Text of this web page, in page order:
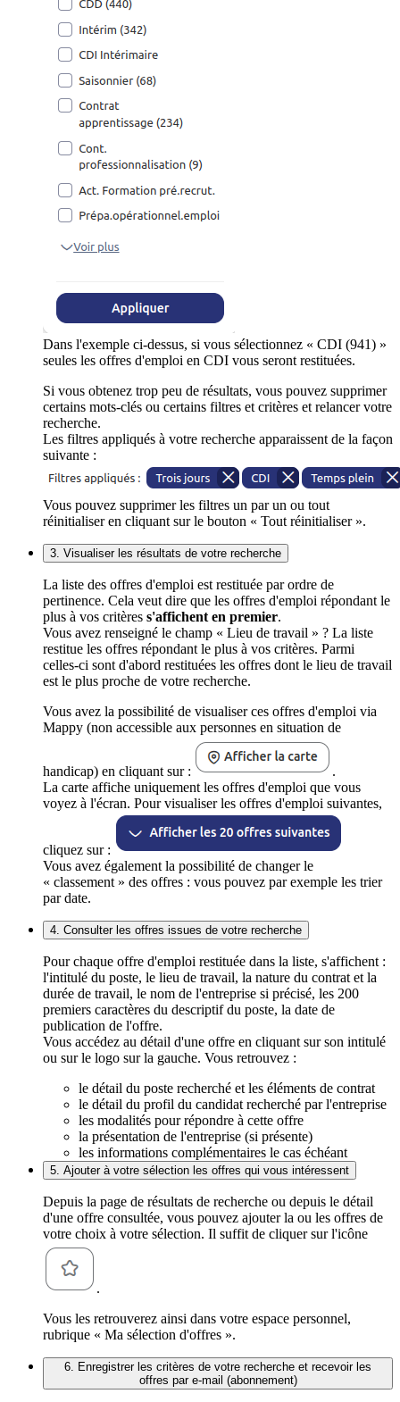
Dans l'exemple ci-dessus, si vous sélectionnez « CDI (941) »
seules les offres d'emploi en CDI vous seront restituées.
Si vous obtenez trop peu de résultats, vous pouvez supprimer
certains mots-clés ou certains filtres et critères et relancer votre
recherche.
Les filtres appliqués à votre recherche apparaissent de la façon
suivante :
Vous pouvez supprimer les filtres un par un ou tout
réinitialiser en cliquant sur le bouton « Tout réinitialiser ».
3. Visualiser les résultats de votre recherche
La liste des offres d'emploi est restituée par ordre de
pertinence. Cela veut dire que les offres d'emploi répondant le
plus à vos critères s'affichent en premier.
Vous avez renseigné le champ « Lieu de travail » ? La liste
restitue les offres répondant le plus à vos critères. Parmi
celles-ci sont d'abord restituées les offres dont le lieu de travail
est le plus proche de votre recherche.
Vous avez la possibilité de visualiser ces offres d'emploi via
Mappy (non accessible aux personnes en situation de
handicap) en cliquant sur :
.
La carte affiche uniquement les offres d'emploi que vous
voyez à l'écran. Pour visualiser les offres d'emploi suivantes,
cliquez sur :
Vous avez également la possibilité de changer le
« classement » des offres : vous pouvez par exemple les trier
par date.
4. Consulter les offres issues de votre recherche
Pour chaque offre d'emploi restituée dans la liste, s'affichent :
l'intitulé du poste, le lieu de travail, la nature du contrat et la
durée de travail, le nom de l'entreprise si précisé, les 200
premiers caractères du descriptif du poste, la date de
publication de l'offre.
Vous accédez au détail d'une offre en cliquant sur son intitulé
ou sur le logo sur la gauche. Vous retrouvez :
le détail du poste recherché et les éléments de contrat
le détail du profil du candidat recherché par l'entreprise
les modalités pour répondre à cette offre
la présentation de l'entreprise (si présente)
les informations complémentaires le cas échéant
5. Ajouter à votre sélection les offres qui vous intéressent
Depuis la page de résultats de recherche ou depuis le détail
d'une offre consultée, vous pouvez ajouter la ou les offres de
votre choix à votre sélection. Il suffit de cliquer sur l'icône
.
Vous les retrouverez ainsi dans votre espace personnel,
rubrique « Ma sélection d'offres ».
6. Enregistrer les critères de votre recherche et recevoir les
offres par e-mail (abonnement)